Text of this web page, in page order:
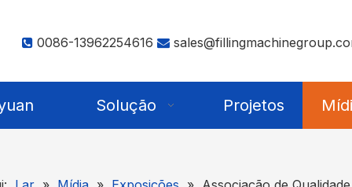
0086-13962254616 
Solução Projetos